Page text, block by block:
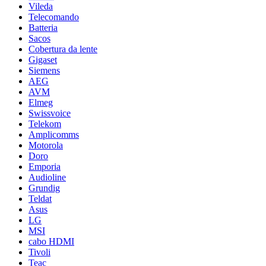
Vileda
Telecomando
Batteria
Sacos
Cobertura da lente
Gigaset
Siemens
AEG
AVM
Elmeg
Swissvoice
Telekom
Amplicomms
Motorola
Doro
Emporia
Audioline
Grundig
Teldat
Asus
LG
MSI
cabo HDMI
Tivoli
Teac